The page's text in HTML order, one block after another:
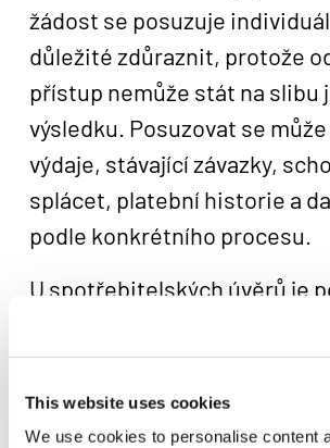
This website uses cookies
We use cookies to personalise content
žádost se posuzuje
důležité zdůraznit, protože
přístup nemůže stát na slibu
výsledku. Posuzovat se
výdaje, stávající závazky,
splácet, platební historie a
podle konkrétního procesu.
U spotřebitelských úvěrů je
úvěruschopnosti důležité i z
ochrany spotřebitele. Česká
banka uvádí, že poskytovatel
spotřebitelský úvěr jen tehdy,